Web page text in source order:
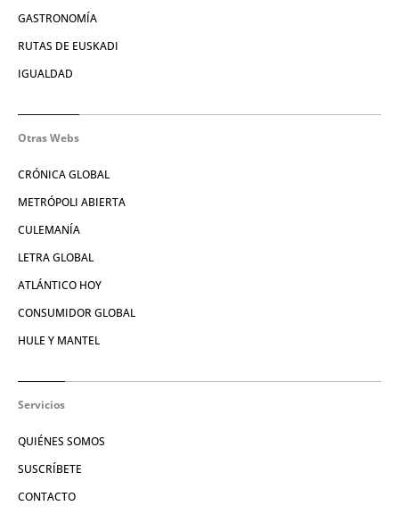
GASTRONOMÍA
RUTAS DE EUSKADI
IGUALDAD
Otras Webs
CRÓNICA GLOBAL
METRÓPOLI ABIERTA
CULEMANÍA
LETRA GLOBAL
ATLÁNTICO HOY
CONSUMIDOR GLOBAL
HULE Y MANTEL
Servicios
QUIÉNES SOMOS
SUSCRÍBETE
CONTACTO